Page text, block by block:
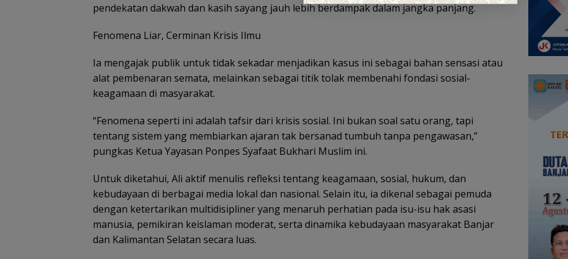
pendekatan dakwah dan kasih sayang jauh lebih berdampak dalam jangka panjang.
Fenomena Liar, Cerminan Krisis Ilmu
Ia mengajak publik untuk tidak sekadar menjadikan kasus ini sebagai bahan sensasi atau
alat pembenaran semata, melainkan sebagai titik tolak membenahi fondasi sosial-
keagamaan di masyarakat.
“Fenomena seperti ini adalah tafsir dari krisis sosial. Ini bukan soal satu orang, tapi
tentang sistem yang membiarkan ajaran tak bersanad tumbuh tanpa pengawasan,”
pungkas Ketua Yayasan Ponpes Syafaat Bukhari Muslim ini.
Untuk diketahui, Ali aktif menulis refleksi tentang keagamaan, sosial, hukum, dan
kebudayaan di berbagai media lokal dan nasional. Selain itu, ia dikenal sebagai pemuda
dengan ketertarikan multidisipliner yang menaruh perhatian pada isu-isu hak asasi
manusia, pemikiran keislaman moderat, serta dinamika kebudayaan masyarakat Banjar
dan Kalimantan Selatan secara luas.